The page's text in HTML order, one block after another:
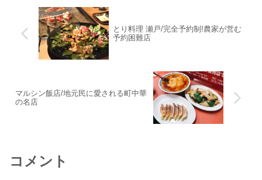
気があります。お店の前ではお餅
を手であぶっています。炭火で
とり料理 瀬戸/完全予約制!農家が営む
予約困難店
マルシン飯店/地元民に愛される町中華
の名店
コメント